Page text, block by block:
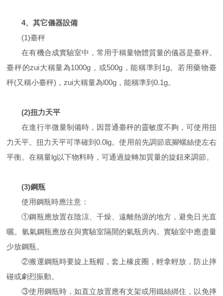
4、其它儀器設備
(1)臺秤
在有機合成實驗室中，常用于稱量物體質量的儀器是臺秤。
臺秤的zui大稱量為1000g，或500g，能稱準到1g。若用藥物臺
秤(又稱小臺秤)，zui大稱量為l00g，能稱準到0.1g。
(2)扭力天平
在進行半微量制備時，因普通臺秤的靈敏度不夠，可使用扭
力天平。扭力天平可準確到0.0lg。使用前先調節底腳螺絲使左右
平衡。在稱量lg以下物料時，可通過旋轉加質量的旋鈕來調節。
(3)鋼瓶
使用鋼瓶時應注意：
①鋼瓶應放置在陰涼、干燥、遠離熱源的地方，避免日光直
曬。氫氣鋼瓶應放在與實驗室隔開的氣瓶房內。實驗室中應盡量
少放鋼瓶。
②搬運鋼瓶時要旋上瓶帽，套上橡皮圈，輕拿輕放，防止摔
碰或劇烈振動。
③使用鋼瓶時，如直立放置應有支架或用鐵絲綁住，以免摔